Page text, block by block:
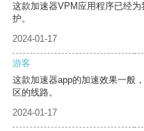
这款加速器VPM应用程序已经
护。
2024-01-17
游客
这款加速器app的加速效果一般
区的线路。
2024-01-17